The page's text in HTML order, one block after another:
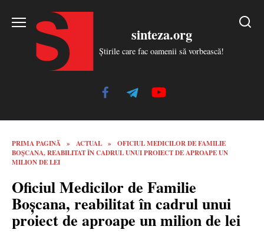
sinteza.org
Știrile care fac oamenii să vorbească!
PRIMA PAGINĂ » ACTUAL »
OFICIUL MEDICILOR DE FAMILIE
BOȘCANA, REABILITAT ÎN CADRUL UNUI PROIECT DE APROAPE UN
MILION DE LEI
Oficiul Medicilor de Familie
Boșcana, reabilitat în cadrul unui
proiect de aproape un milion de lei